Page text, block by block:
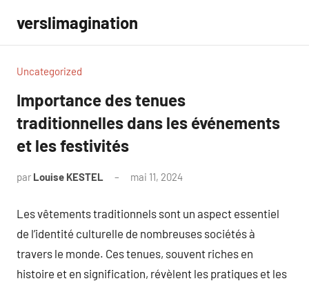
contenu
verslimagination
Uncategorized
Importance des tenues
traditionnelles dans les événements
et les festivités
par Louise KESTEL mai 11, 2024
Les vêtements traditionnels sont un aspect essentiel
de l’identité culturelle de nombreuses sociétés à
travers le monde. Ces tenues, souvent riches en
histoire et en signification, révèlent les pratiques et les